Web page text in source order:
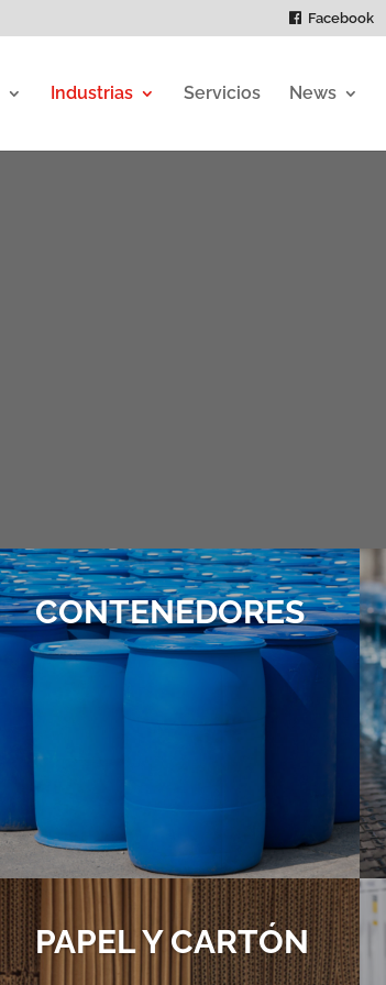
Facebook
Industrias Servicios News
CONTENEDORES
PAPEL Y CARTÓN